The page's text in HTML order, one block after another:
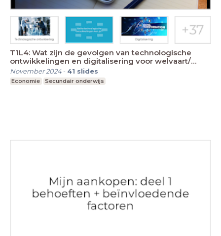
T1L4: Wat zijn de gevolgen van technologische
ontwikkelingen en digitalisering voor welvaart/
welzij
November 2024- 41 slides
Economie Secundair onderwijs